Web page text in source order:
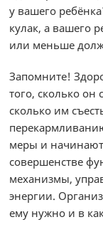
у вашего
кулак, а вашего
или меньше
Запомните!
того, сколько он
сколько им
меры и
совершенстве
механизмы,
энергии.
ему нужно и в